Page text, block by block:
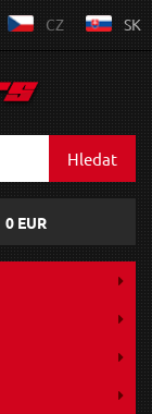
CZ SK
Hledat
0 EUR